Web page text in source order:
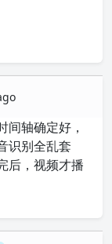
轴确定好，
识别全乱套
后，视频才播